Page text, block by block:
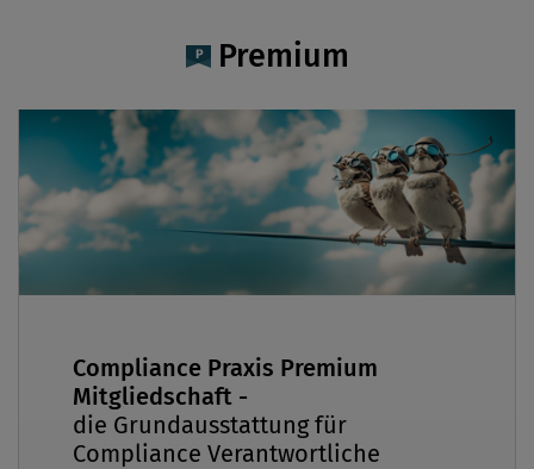
CEE-Region tätig. Als Mitglied der
österreichischen Delegation der IACA nahm die
Autorin auch an der sechsten Konferenz der
Vertragsstaaten zur UNCAC 2015 in St. Petersburg
teil.
Premium
Compliance Praxis Premium
Mitgliedschaft -
die Grundausstattung für
Compliance Verantwortliche